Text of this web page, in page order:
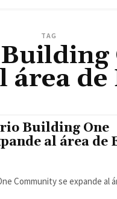
TAG
área de
Building One
al área de
Community se expande al